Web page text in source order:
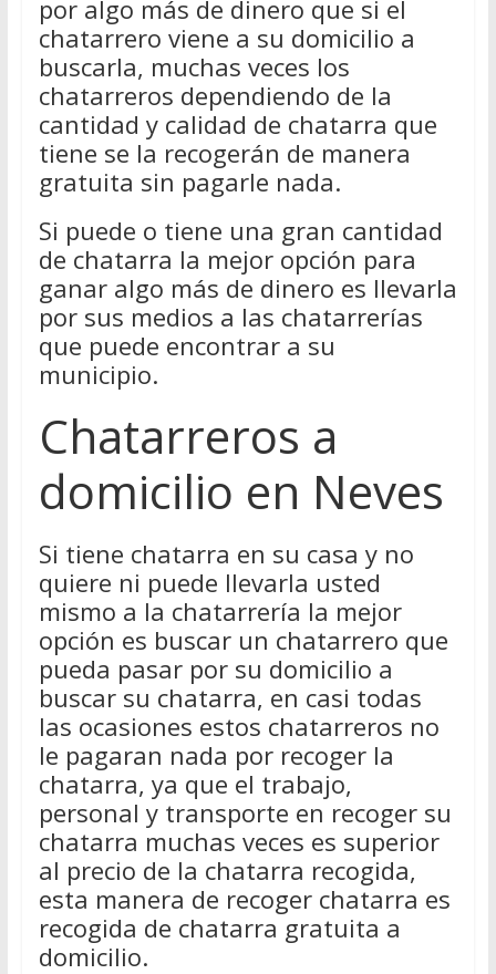
por algo más de dinero que si el
chatarrero viene a su domicilio a
buscarla, muchas veces los
chatarreros dependiendo de la
cantidad y calidad de chatarra que
tiene se la recogerán de manera
gratuita sin pagarle nada.
Si puede o tiene una gran cantidad
de chatarra la mejor opción para
ganar algo más de dinero es llevarla
por sus medios a las chatarrerías
que puede encontrar a su
municipio.
Chatarreros a
domicilio en Neves
Si tiene chatarra en su casa y no
quiere ni puede llevarla usted
mismo a la chatarrería la mejor
opción es buscar un chatarrero que
pueda pasar por su domicilio a
buscar su chatarra, en casi todas
las ocasiones estos chatarreros no
le pagaran nada por recoger la
chatarra, ya que el trabajo,
personal y transporte en recoger su
chatarra muchas veces es superior
al precio de la chatarra recogida,
esta manera de recoger chatarra es
recogida de chatarra gratuita a
domicilio.